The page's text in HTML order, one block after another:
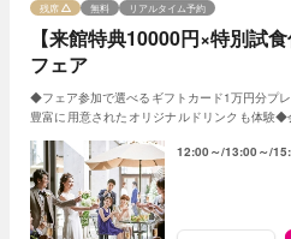
【来館特典10000円×特別試
フェア
残席 無料 リアルタイム予約
◆フェア参加で選べるギフトカード1万円分プ
豊富に用意されたオリジナルドリンクも体験
12:00～ 13:00～